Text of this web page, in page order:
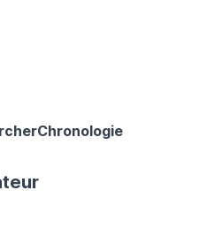
Chronologie